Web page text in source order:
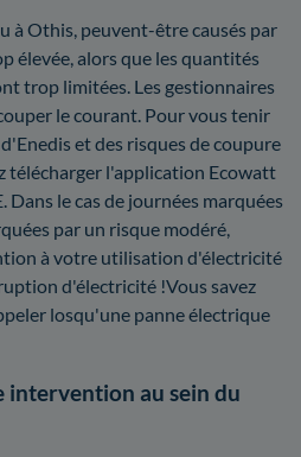
à Othis, peuvent-être causés par
élevée, alors que les quantités
trop limitées. Les gestionnaires
le courant. Pour vous tenir
et des risques de coupure
télécharger l'application Ecowatt
Dans le cas de journées marquées
par un risque modéré,
à votre utilisation d'électricité
d'électricité !Vous savez
losqu'une panne électrique
intervention au sein du